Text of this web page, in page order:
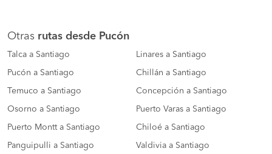
Otras rutas desde Pucón
Talca a Santiago Linares a Santiago
Pucón a Santiago Chillán a Santiago
Temuco a Santiago Concepción a Santiago
Osorno a Santiago Puerto Varas a Santiago
Puerto Montt a Santiago Chiloé a Santiago
Panguipulli a Santiago Valdivia a Santiago